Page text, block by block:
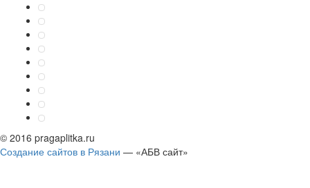
© 2016 pragaplitka.ru
Создание сайтов в Рязани — «АБВ сайт»